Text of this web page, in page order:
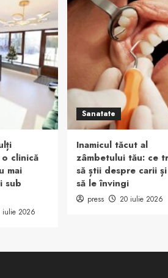
clinică
mai
sub
iulie 2026
Sanatate
Inamicul tăcut al
zâmbetului tău: ce
să știi despre carii
să le învingi
press 20 iulie 2026